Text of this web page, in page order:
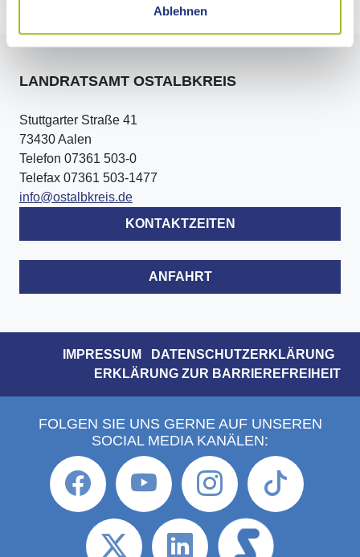
Ablehnen
LANDRATSAMT OSTALBKREIS
Stuttgarter Straße 41
73430 Aalen
Telefon 07361 503-0
Telefax 07361 503-1477
info@ostalbkreis.de
KONTAKTZEITEN
ANFAHRT
IMPRESSUM
DATENSCHUTZERKLÄRUNG
ERKLÄRUNG ZUR BARRIEREFREIHEIT
FOLGEN SIE UNS GERNE AUF UNSEREN
SOCIAL MEDIA KANÄLEN: